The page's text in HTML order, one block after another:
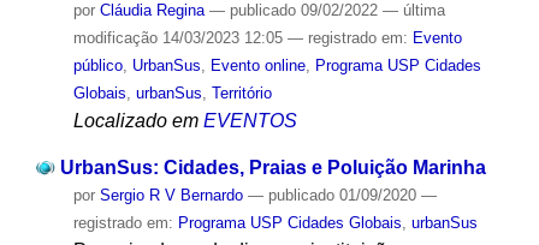
por Cláudia Regina — publicado09/02/2022 — última
modificação14/03/2023 12:05 — registrado em: Evento
público, UrbanSus, Evento online, Programa USP Cidades
Globais, urbanSus, Território
Localizado em EVENTOS
UrbanSus: Cidades, Praias e Poluição Marinha
por Sergio R V Bernardo — publicado01/09/2020 —
registrado em: Programa USP Cidades Globais, urbanSus